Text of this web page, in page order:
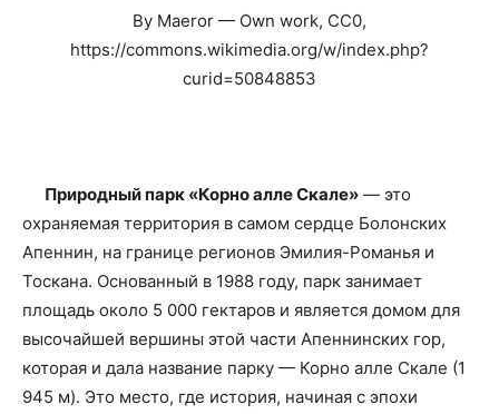
By Maeror — Own work, CC0,
https://commons.wikimedia.org/w/index.php?
curid=50848853
Природный парк «Корно алле Скале» — это
охраняемая территория в самом сердце Болонских
Апеннин, на границе регионов Эмилия-Романья и
Тоскана. Основанный в 1988 году, парк занимает
площадь около 5 000 гектаров и является домом для
высочайшей вершины этой части Апеннинских гор,
которая и дала название парку — Корно алле Скале (1
945 м). Это место, где история, начиная с эпохи